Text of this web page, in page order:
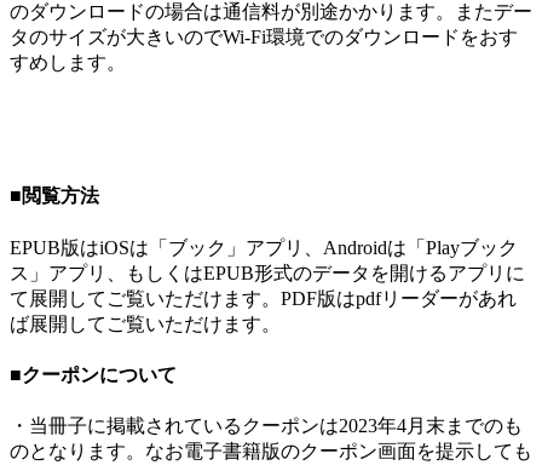
のダウンロードの場合は通信料が別途かかります。またデー
タのサイズが大きいのでWi-Fi環境でのダウンロードをおす
すめします。
■閲覧方法
EPUB版はiOSは「ブック」アプリ、Androidは「Playブック
ス」アプリ、もしくはEPUB形式のデータを開けるアプリに
て展開してご覧いただけます。PDF版はpdfリーダーがあれ
ば展開してご覧いただけます。
■クーポンについて
・当冊子に掲載されているクーポンは2023年4月末までのも
のとなります。なお電子書籍版のクーポン画面を提示しても